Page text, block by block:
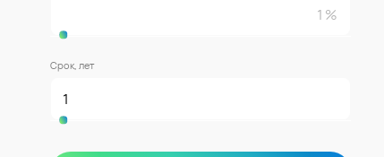
Срок, лет